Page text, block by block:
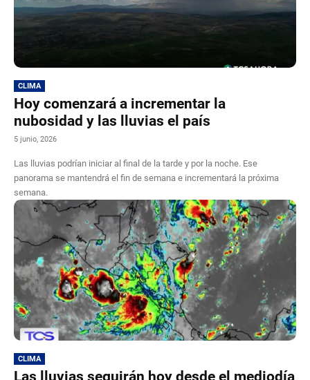
CLIMA
Hoy comenzará a incrementar la
nubosidad y las lluvias el país
5 junio, 2026
Las lluvias podrían iniciar al final de la tarde y por la noche. Ese
panorama se mantendrá el fin de semana e incrementará la próxima
semana.
CLIMA
Las lluvias seguirán hoy desde el mediodía